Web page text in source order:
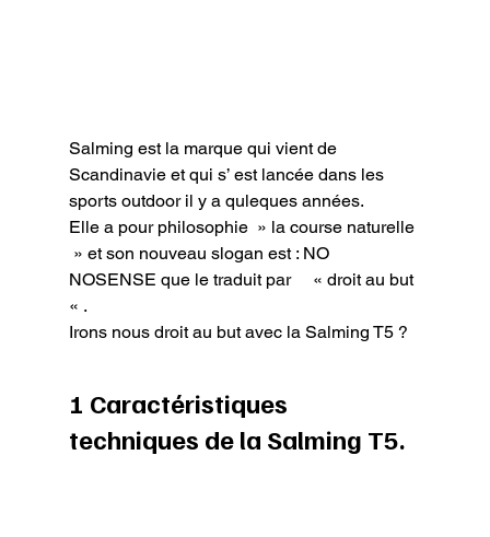
Salming est la marque qui vient de
Scandinavie et qui s’ est lancée dans les
sports outdoor il y a quleques années.
Elle a pour philosophie  » la course naturelle
» et son nouveau slogan est : NO
NOSENSE que le traduit par     « droit au but
« .
Irons nous droit au but avec la Salming T5 ?
1 Caractéristiques
techniques de la Salming T5.